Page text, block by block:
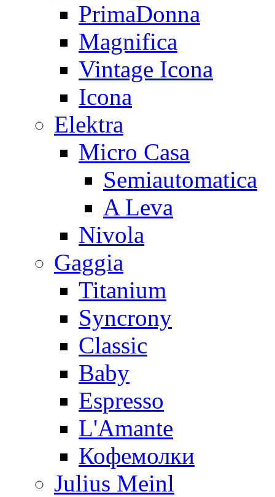
PrimaDonna
Magnifica
Vintage Icona
Icona
Elektra
Micro Casa
Semiautomatica
A Leva
Nivola
Gaggia
Titanium
Syncrony
Classic
Baby
Espresso
L'Amante
Кофемолки
Julius Meinl